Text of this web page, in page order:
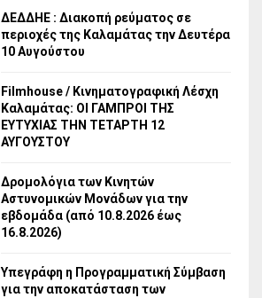
ΔΕΔΔΗΕ : Διακοπή ρεύματος σε
περιοχές της Καλαμάτας την Δευτέρα
10 Αυγούστου
Filmhouse / Κινηματογραφική Λέσχη
Καλαμάτας: ΟΙ ΓΑΜΠΡΟΙ ΤΗΣ
ΕΥΤΥΧΙΑΣ ΤΗΝ ΤΕΤΑΡΤΗ 12
ΑΥΓΟΥΣΤΟΥ
Δρομολόγια των Κινητών
Αστυνομικών Μονάδων για την
εβδομάδα (από 10.8.2026 έως
16.8.2026)
Υπεγράφη η Προγραμματική Σύμβαση
για την αποκατάσταση των